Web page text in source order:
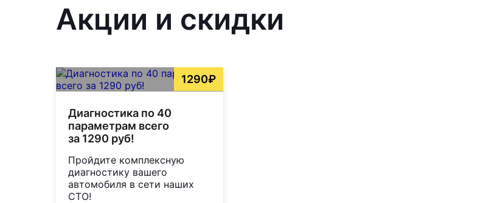
Акции и скидки
1290₽
Диагностика по 40
параметрам всего
за 1290 руб!
Пройдите комплексную
диагностику вашего
автомобиля в сети наших
СТО!